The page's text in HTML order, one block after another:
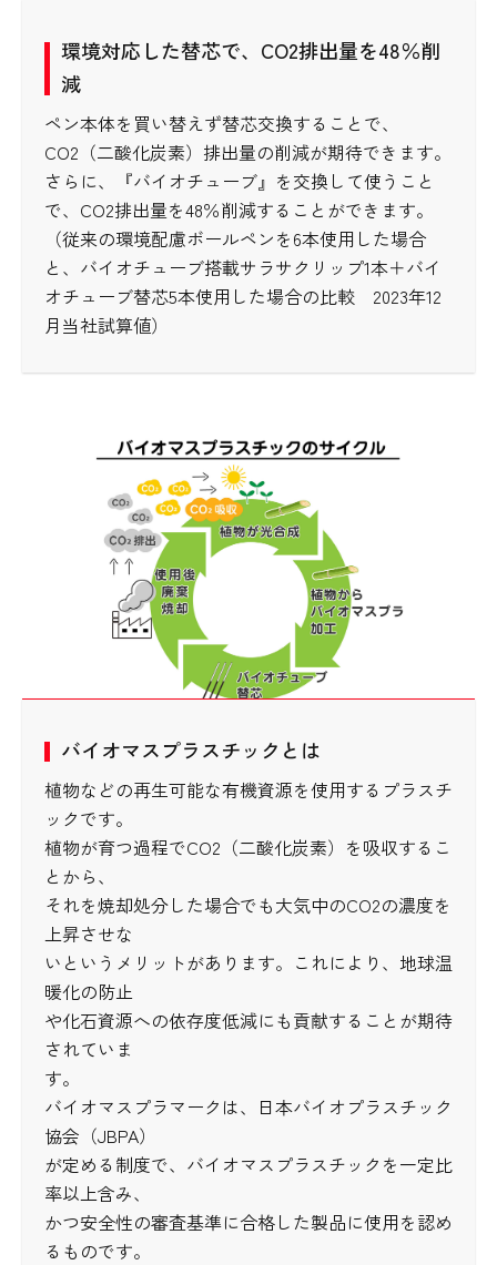
環境対応した替芯で、CO2排出量を48％削
減
ペン本体を買い替えず替芯交換することで、
CO2（二酸化炭素）排出量の削減が期待できます。
さらに、『バイオチューブ』を交換して使うこと
で、CO2排出量を48％削減することができます。
（従来の環境配慮ボールペンを6本使用した場合
と、バイオチューブ搭載サラサクリップ1本＋バイ
オチューブ替芯5本使用した場合の比較 2023年12
月当社試算値）
バイオマスプラスチックとは
植物などの再生可能な有機資源を使用するプラスチ
ックです。
植物が育つ過程でCO2（二酸化炭素）を吸収するこ
とから、
それを焼却処分した場合でも大気中のCO2の濃度を
上昇させな
いというメリットがあります。これにより、地球温
暖化の防止
や化石資源への依存度低減にも貢献することが期待
されていま
す。
バイオマスプラマークは、日本バイオプラスチック
協会（JBPA）
が定める制度で、バイオマスプラスチックを一定比
率以上含み、
かつ安全性の審査基準に合格した製品に使用を認め
るものです。